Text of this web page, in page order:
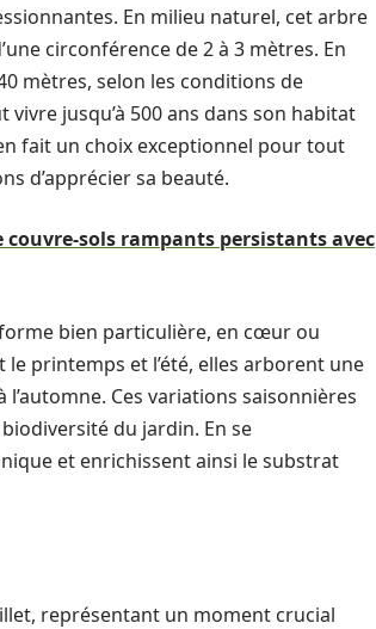
En milieu naturel, cet arbre
circonférence de 2 à 3 mètres. En
mètres, selon les conditions de
jusqu’à 500 ans dans son habitat
fait un choix exceptionnel pour tout
d’apprécier sa beauté.
sols rampants persistants avec
bien particulière, en cœur ou
printemps et l’été, elles arborent une
Ces variations saisonnières
du jardin. En se
et enrichissent ainsi le substrat
représentant un moment crucial